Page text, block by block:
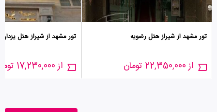
تور مشهد از شیراز هتل رضویه
از 22,350,000 تومان
تور مشهد از شیراز هتل یزدان
از 17,230,000 تومان